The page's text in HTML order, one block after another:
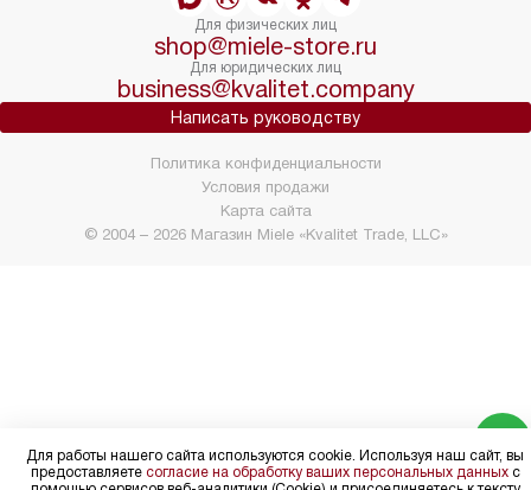
Для физических лиц
shop@miele-store.ru
Для юридических лиц
business@kvalitet.company
Написать руководству
© 2004 – 2026 Магазин Miele «Kvalitet Trade, LLC»
Политика конфиденциальности
Условия продажи
Карта сайта
Для работы нашего сайта используются cookie. Используя наш сайт, вы
предоставляете согласие на обработку ваших персональных данныхс